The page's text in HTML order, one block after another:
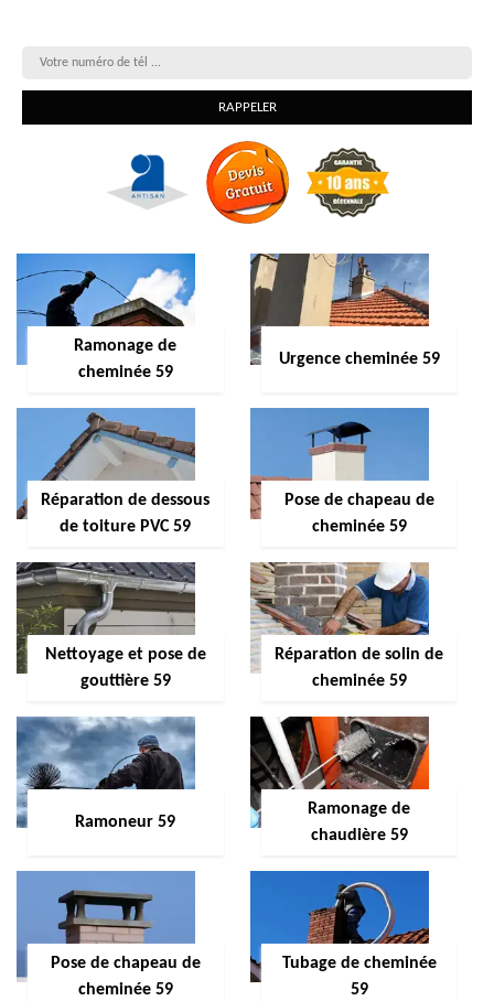
Ramonage de
cheminée 59
Urgence cheminée 59
Réparation de dessous
de toiture PVC 59
Pose de chapeau de
cheminée 59
Nettoyage et pose de
gouttière 59
Réparation de solin de
cheminée 59
Ramoneur 59
Ramonage de
chaudière 59
Pose de chapeau de
cheminée 59
Tubage de cheminée
59